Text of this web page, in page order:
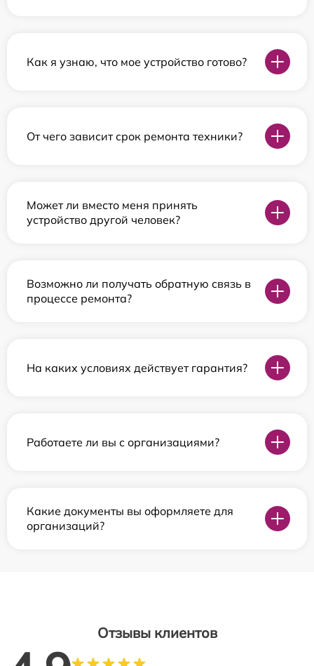
Как я узнаю, что мое устройство готово?
От чего зависит срок ремонта техники?
Может ли вместо меня принять
устройство другой человек?
Возможно ли получать обратную связь в
процессе ремонта?
На каких условиях действует гарантия?
Работаете ли вы с организациями?
Какие документы вы оформляете для
организаций?
Отзывы клиентов